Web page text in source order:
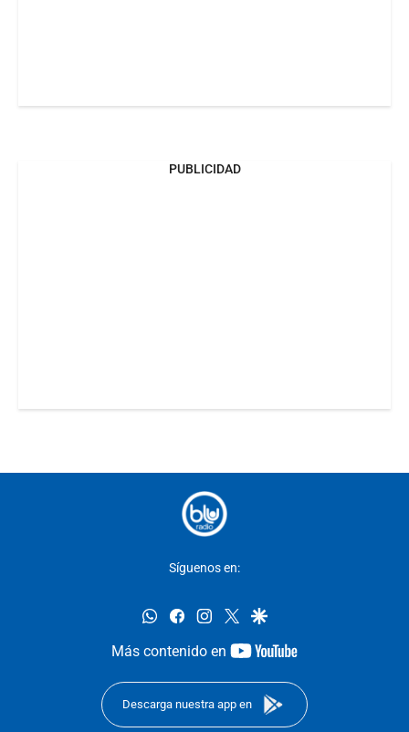
PUBLICIDAD
Síguenos en:
whatsappfacebookinstagram
twittergoogle
Más contenido en
youtube-
Descarga nuestra app en